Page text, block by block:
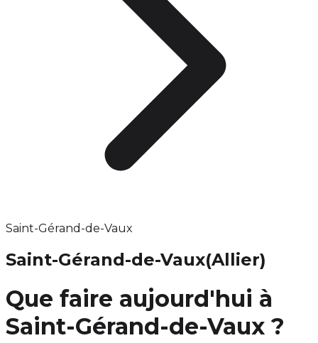
Saint-Gérand-de-Vaux
Saint-Gérand-de-Vaux(Allier)
Que faire aujourd'hui à
Saint-Gérand-de-Vaux ?